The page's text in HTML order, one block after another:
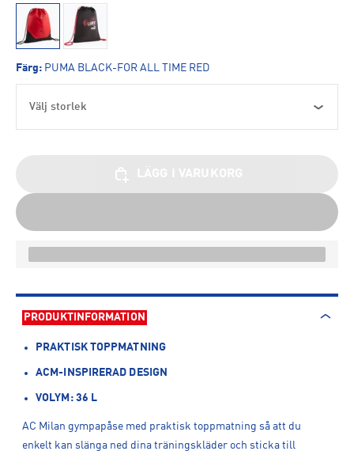
Färg: PUMA BLACK-FOR ALL TIME RED
Välj storlek
PRODUKTINFORMATION
PRAKTISK TOPPMATNING
ACM-INSPIRERAD DESIGN
VOLYM: 36 L
AC Milan gympapåse med praktisk toppmatning så att du
enkelt kan slänga ned dina träningskläder och sticka till